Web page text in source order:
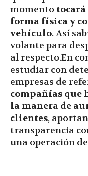
momento
forma física y
vehículo. Así
volante para
al respecto.En
estudiar con
empresas de
compañías que
la manera de
clientes,
transparencia
una operación